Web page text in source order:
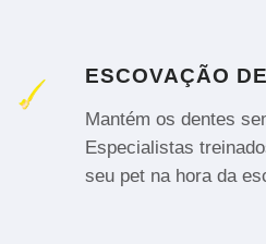
ESCOVAÇÃO
Mantém os dentes
Especialistas
seu pet na hora da